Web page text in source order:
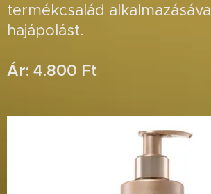
termékcsalád
hajápolást.
Ár: 4.800 Ft